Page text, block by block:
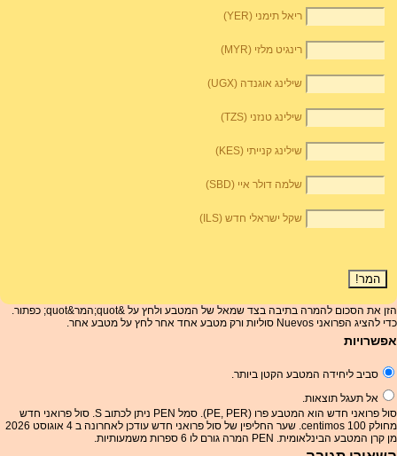
ריאל תימני (YER)
רינגיט מלזי (MYR)
שילינג אוגנדה (UGX)
שילינג טנזני (TZS)
שילינג קנייתי (KES)
שלמה דולר איי (SBD)
שקל ישראלי חדש (ILS)
הזן את הסכום להמרה בתיבה בצד שמאל של המטבע ולחץ על &quot;המר&quot; כפתור.
כדי להציג הפרואני Nuevos סוליות ורק מטבע אחד אחר לחץ על מטבע אחר.
אפשרויות
סביב ליחידה המטבע הקטן ביותר.
אל תעגל תוצאות.
סול פרואני חדש הוא המטבע פרו (PE, PER). סמל PEN ניתן לכתוב S. סול פרואני חדש
מחולק 100 centimos. שער החליפין של סול פרואני חדש עודכן לאחרונה ב 4 אוגוסט 2026
מן קרן המטבע הבינלאומית. PEN המרה גורם לו 6 ספרות משמעותיות.